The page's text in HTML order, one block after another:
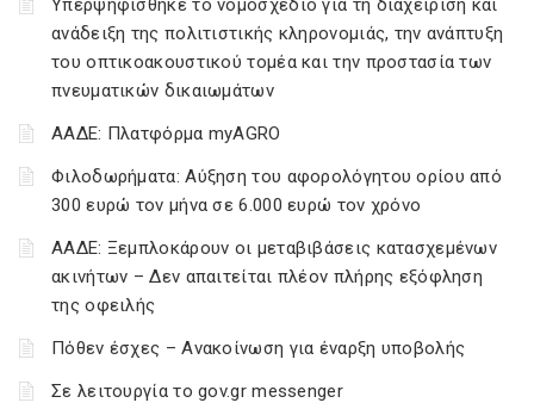
Υπερψηφίσθηκε το νομοσχέδιο για τη διαχείριση και
ανάδειξη της πολιτιστικής κληρονομιάς, την ανάπτυξη
του οπτικοακουστικού τομέα και την προστασία των
πνευματικών δικαιωμάτων
ΑΑΔΕ: Πλατφόρμα myAGRO
Φιλοδωρήματα: Αύξηση του αφορολόγητου ορίου από
300 ευρώ τον μήνα σε 6.000 ευρώ τον χρόνο
ΑΑΔΕ: Ξεμπλοκάρουν οι μεταβιβάσεις κατασχεμένων
ακινήτων – Δεν απαιτείται πλέον πλήρης εξόφληση
της οφειλής
Πόθεν έσχες – Ανακοίνωση για έναρξη υποβολής
Σε λειτουργία το gov.gr messenger